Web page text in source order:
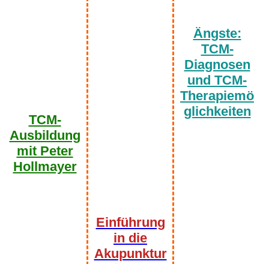
TCM-
Ausbildung
mit Peter
Hollmayer
Einführung
in die
Akupunktur
Ängste:
TCM-
Diagnosen
und TCM-
Therapiemö
glichkeiten